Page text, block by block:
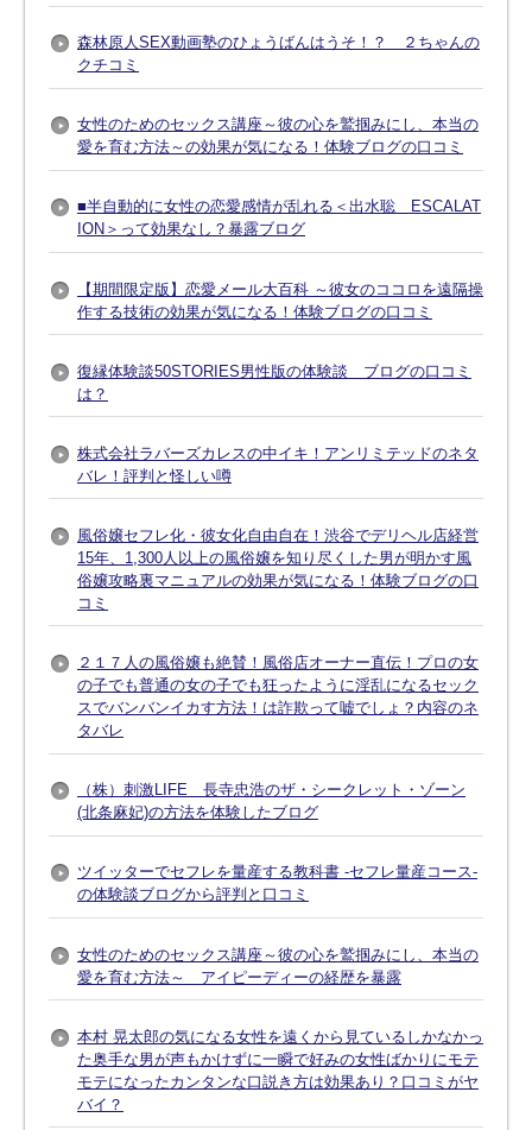
森林原人SEX動画塾のひょうばんはうそ！？ ２ちゃんの
クチコミ
女性のためのセックス講座～彼の心を鷲掴みにし、本当の
愛を育む方法～の効果が気になる！体験ブログの口コミ
■半自動的に女性の恋愛感情が乱れる＜出水聡 ESCALAT
ION＞って効果なし？暴露ブログ
【期間限定版】恋愛メール大百科 ～彼女のココロを遠隔操
作する技術の効果が気になる！体験ブログの口コミ
復縁体験談50STORIES男性版の体験談 ブログの口コミ
は？
株式会社ラバーズカレスの中イキ！アンリミテッドのネタ
バレ！評判と怪しい噂
風俗嬢セフレ化・彼女化自由自在！渋谷でデリヘル店経営
15年、1,300人以上の風俗嬢を知り尽くした男が明かす風
俗嬢攻略裏マニュアルの効果が気になる！体験ブログの口
コミ
２１７人の風俗嬢も絶賛！風俗店オーナー直伝！プロの女
の子でも普通の女の子でも狂ったように淫乱になるセック
スでバンバンイカす方法！は詐欺って嘘でしょ？内容のネ
タバレ
（株）刺激LIFE 長寺忠浩のザ・シークレット・ゾーン
(北条麻妃)の方法を体験したブログ
ツイッターでセフレを量産する教科書 -セフレ量産コース-
の体験談ブログから評判と口コミ
女性のためのセックス講座～彼の心を鷲掴みにし、本当の
愛を育む方法～ アイピーディーの経歴を暴露
本村 晃太郎の気になる女性を遠くから見ているしかなかっ
た奥手な男が声もかけずに一瞬で好みの女性ばかりにモテ
モテになったカンタンな口説き方は効果あり？口コミがヤ
バイ？